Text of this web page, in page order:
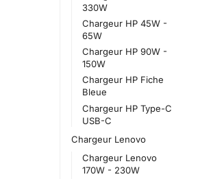
330W
Chargeur HP 45W -
65W
Chargeur HP 90W -
150W
Chargeur HP Fiche
Bleue
Chargeur HP Type-C
USB-C
Chargeur Lenovo
Chargeur Lenovo
170W - 230W